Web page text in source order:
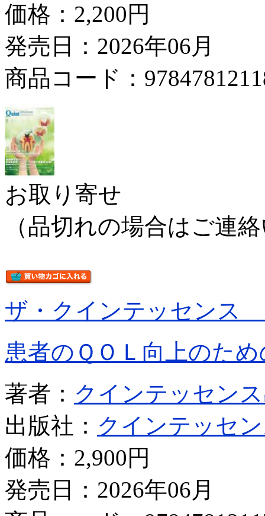
価格： 2,200円
発売日：2026年06月
商品コード：
お取り寄せ
（品切れの場合はご連
ザ・クインテッセンス
患者のＱＯＬ向上のた
著者： クインテッセン
出版社： クインテッセ
価格： 2,900円
発売日：2026年06月